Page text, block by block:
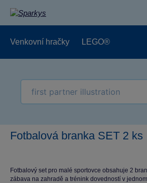
Venkovní hračky LEGO®
Fotbalová branka SET 2 ks
Fotbalový set pro malé sportovce obsahuje 2
zábava na zahradě a trénink dovedností v